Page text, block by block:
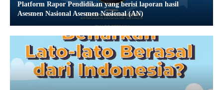
Platform Rapor Pendidikan yang berisi laporan hasil
Asesmen Nasional Asesmen Nasional (AN)